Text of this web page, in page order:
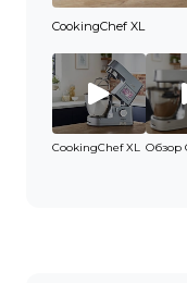
CookingChef XL
CookingChef XL